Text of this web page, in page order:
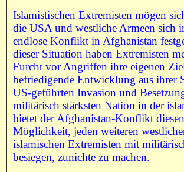
Islamistischen Extremisten mögen
die USA und westliche Armeen sich
endlose Konflikt in Afghanistan
dieser Situation haben Extremisten
Furcht vor Angriffen ihre eigenen
befriedigende Entwicklung aus ihrer
US-geführten Invasion und
militärisch stärksten Nation in der
bietet der Afghanistan-Konflikt
Möglichkeit, jeden weiteren
islamischen Extremisten mit
besiegen, zunichte zu machen.